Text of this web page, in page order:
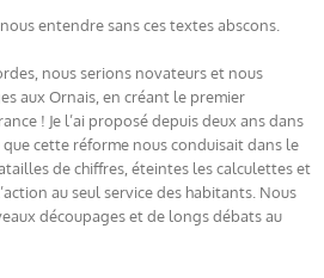
entendre sans ces textes abscons.
nous serions novateurs et nous
aux Ornais, en créant le premier
! Je l’ai proposé depuis deux ans dans
cette réforme nous conduisait dans le
de chiffres, éteintes les calculettes et
au seul service des habitants. Nous
découpages et de longs débats au